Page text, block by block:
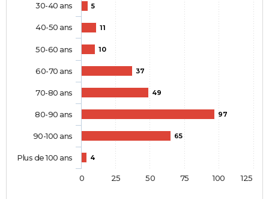
5
11
10
37
49
97
65
4
30-40 ans
40-50 ans
50-60 ans
60-70 ans
70-80 ans
80-90 ans
90-100 ans
Plus de 100 ans
0 100
25 50 75 125